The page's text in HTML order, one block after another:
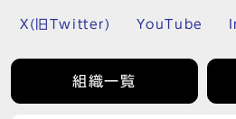
X(旧Twitter) YouTube
組織一覧